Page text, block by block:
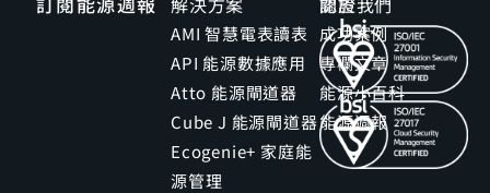
AMI 智慧電表讀表
API 能源數據應用
Atto 能源閘道器
Cube J 能源閘道器
Ecogenie+ 家庭能
源管理
成功案例
專欄文章
能源小百科
能源週報